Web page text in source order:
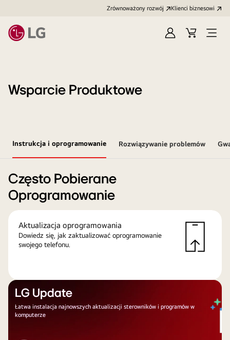
Zrównoważony rozwój Klienci biznesowi
ZalogujKoszyk
Wsparcie Produktowe
Instrukcja i oprogramowanie Rozwiązywanie problemów
Często Pobierane
Oprogramowanie
Aktualizacja oprogramowania
Dowiedz się, jak zaktualizować oprogramowanie
swojego telefonu.
LG Update
Łatwa instalacja najnowszych aktualizacji sterowników i programów w
komputerze